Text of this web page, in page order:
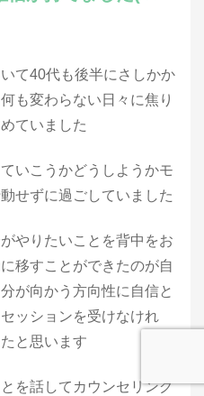
て40代も後半にさしかか
も変わらない日々に焦り
ていました
いこうかどうしようかモ
せずに過ごしていました
やりたいことを背中をお
移すことができたのが自
が向かう方向性に自信と
ッションを受けなけれ
と思います
を話してカウンセリング